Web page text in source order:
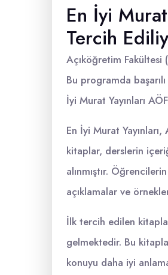
En İyi
Tercih
Açıköğretim
Bu programda
İyi Murat Yayınları
En İyi Murat
kitaplar, derslerin
alınmıştır.
açıklamalar ve
İlk tercih edilen
gelmektedir. Bu
konuyu daha iyi